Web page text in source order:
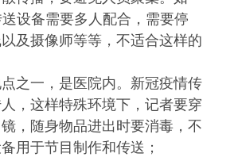
设备需要多人配合，需要停
及摄像师等等，不适合这样的
之一，是医院内。新冠疫情传
，这样特殊环境下，记者要穿
，随身物品进出时要消毒，不
用于节目制作和传送；